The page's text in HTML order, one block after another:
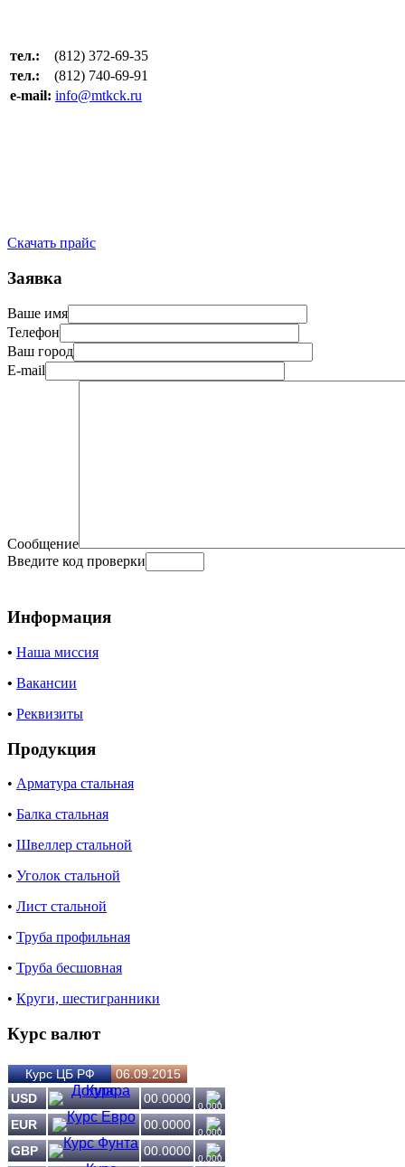
тел.: (812) 372-69-35
тел.: (812) 740-69-91
e-mail: info@mtkck.ru
Скачать прайс
Заявка
Ваше имя
Телефон
Ваш город
E-mail
Сообщение
Введите код проверки
Информация
• Наша миссия
• Вакансии
• Реквизиты
Продукция
• Арматура стальная
• Балка стальная
• Швеллер стальной
• Уголок стальной
• Лист стальной
• Труба профильная
• Труба бесшовная
• Круги, шестигранники
Курс валют
Курс ЦБ РФ
06.09.2015
USD
00.0000
0.000
EUR 00.0000
0.000
GBP 00.0000
0.000